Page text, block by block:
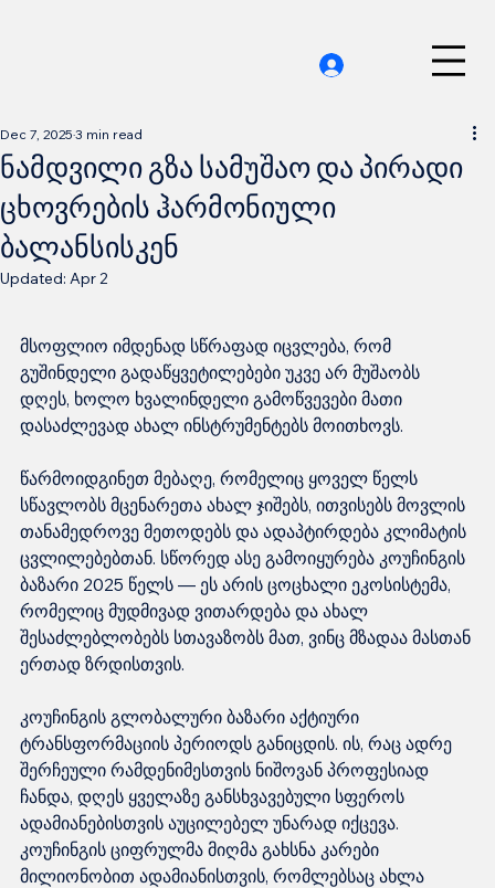
ნამდვილი გზა სამუშაო და პირადი
ცხოვრების ჰარმონიული
ბალანსისკენ
Dec 7, 2025 3 min read
Updated: Apr 2
მსოფლიო იმდენად სწრაფად იცვლება, რომ
გუშინდელი გადაწყვეტილებები უკვე არ მუშაობს
დღეს, ხოლო ხვალინდელი გამოწვევები მათი
დასაძლევად ახალ ინსტრუმენტებს მოითხოვს.
წარმოიდგინეთ მებაღე, რომელიც ყოველ წელს
სწავლობს მცენარეთა ახალ ჯიშებს, ითვისებს მოვლის
თანამედროვე მეთოდებს და ადაპტირდება კლიმატის
ცვლილებებთან. სწორედ ასე გამოიყურება კოუჩინგის
ბაზარი 2025 წელს — ეს არის ცოცხალი ეკოსისტემა,
რომელიც მუდმივად ვითარდება და ახალ
შესაძლებლობებს სთავაზობს მათ, ვინც მზადაა მასთან
ერთად ზრდისთვის.
კოუჩინგის გლობალური ბაზარი აქტიური
ტრანსფორმაციის პერიოდს განიცდის. ის, რაც ადრე
შერჩეული რამდენიმესთვის ნიშოვან პროფესიად
ჩანდა, დღეს ყველაზე განსხვავებული სფეროს
ადამიანებისთვის აუცილებელ უნარად იქცევა.
კოუჩინგის ციფრულმა მიღმა გახსნა კარები
მილიონობით ადამიანისთვის, რომლებსაც ახლა